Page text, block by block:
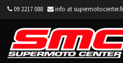
09 2217 088 info at supermotocenter.fi